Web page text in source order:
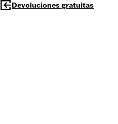
Devoluciones gratuitas